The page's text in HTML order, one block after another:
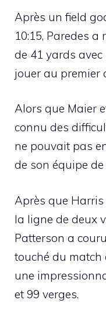
Après un field
10:15, Paredes
de 41 yards
jouer au premier
Alors que Maier
connu des
ne pouvait pas
de son équipe
Après que Harris
la ligne de deux
Patterson a
touché du match
une
et 99 verges.